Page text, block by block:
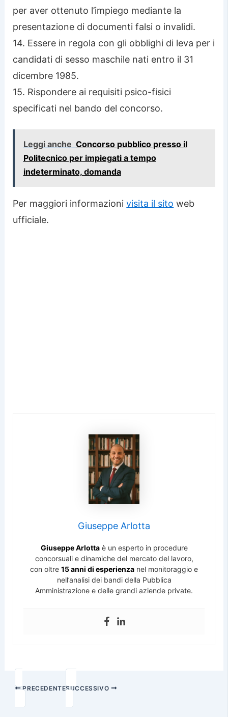
per aver ottenuto l’impiego mediante la
presentazione di documenti falsi o invalidi.
14. Essere in regola con gli obblighi di leva per i
candidati di sesso maschile nati entro il 31
dicembre 1985.
15. Rispondere ai requisiti psico-fisici
specificati nel bando del concorso.
Leggi anche Concorso pubblico presso il
Politecnico per impiegati a tempo
indeterminato, domanda
Per maggiori informazionivisita il sito web
ufficiale.
Giuseppe Arlotta
Giuseppe Arlottaè un esperto in procedure
concorsuali e dinamiche del mercato del lavoro,
con oltre 15 anni di esperienza nel monitoraggio e
nell’analisi dei bandi della Pubblica
Amministrazione e delle grandi aziende private.
PRECEDENTESUCCESSIVO